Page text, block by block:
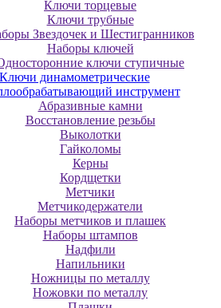
Ключи торцевые
Ключи трубные
Звездочек и Шестигранников
Наборы ключей
ключи ступичные
Ключи динамометрические
инструмент
Абразивные камни
Восстановление резьбы
Выколотки
Гайколомы
Керны
Кордщетки
Метчики
Метчикодержатели
Наборы метчиков и плашек
Наборы штампов
Надфили
Напильники
Ножницы по металлу
Ножовки по металлу